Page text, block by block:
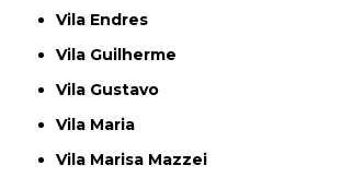
Vila Endres
Vila Guilherme
Vila Gustavo
Vila Maria
Vila Marisa Mazzei